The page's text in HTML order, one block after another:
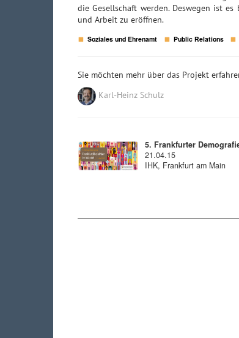
die Gesellschaft werden. Deswegen ist
und Arbeit zu eröffnen.
Soziales und Ehrenamt Public Relations
Sie möchten mehr über das Projekt
Karl-Heinz Schulz
5. Frankfurter
21.04.15
IHK, Frankfurt am Main